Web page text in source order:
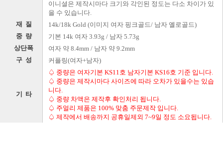
이니셜은 제작시마다 크기와 각인된 정도는 다소 차이가 있
을 수 있습니다.
재 질 14k/18k Gold (이미지 여자 핑크골드/ 남자 옐로골드)
중 량 기본 14k 여자 3.93g / 남자 5.73g
상단폭 여자 약 8.4mm / 남자 약 9.2mm
구 성 커플링(여자+남자)
기 타
♤ 중량은 여자기본 KS11호 남자기본 KS16호 기준 입니다.
♤ 중량은 제작시마다 사이즈에 따라 오차가 있을수는 있습
니다.
♤ 중량 차액은 제작후 확인처리 됩니다.
♤ 주얼리 제품은 100% 맞춤 주문제작 입니다.
♤ 제작에서 배송까지 공휴일제외 7~9일 정도 소요됩니다.